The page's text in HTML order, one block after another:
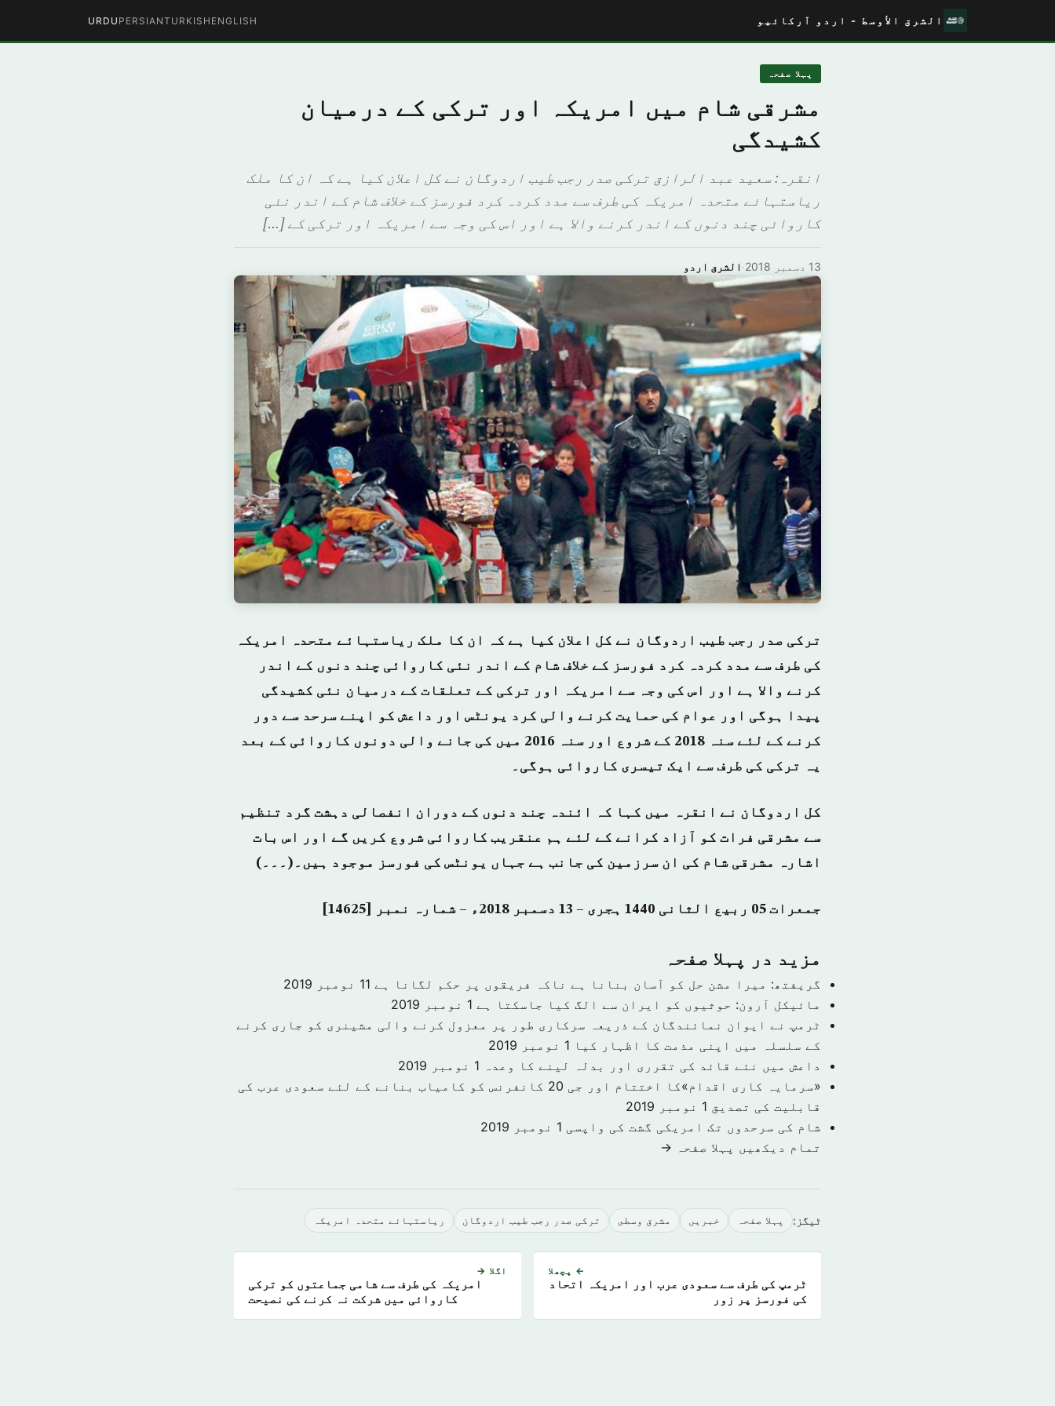
الشرق الأوسط - اردو آرکائیو ENGLISH
TURKISH
PERSIAN
URDU
پہلا صفحہ
مشرقی شام میں امریکہ اور ترکی کے درمیان
کشیدگی
انقرہ: سعید عبد الرازق ترکی صدر رجب طیب اردوگان نے کل اعلان کیا ہے کہ ان کا ملک
ریاستہائے متحدہ امریکہ کی طرف سے مدد کردہ کرد فورسز کے خلاف شام کے اندر نئی
کاروائی چند دنوں کے اندر کرنے والا ہے اور اس کی وجہ سے امریکہ اور ترکی کے […]
الشرق اردو · 13 دسمبر 2018
ترکی صدر رجب طیب اردوگان نے کل اعلان کیا ہے کہ ان کا ملک ریاستہائے متحدہ امریکہ
کی طرف سے مدد کردہ کرد فورسز کے خلاف شام کے اندر نئی کاروائی چند دنوں کے اندر
کرنے والا ہے اور اس کی وجہ سے امریکہ اور ترکی کے تعلقات کے درمیان نئی کشیدگی
پیدا ہوگی اور عوام کی حمایت کرنے والی کرد یونٹس اور داعش کو اپنے سرحد سے دور
کرنے کے لئے سنہ 2018 کے شروع اور سنہ 2016 میں کی جانے والی دونوں کاروائی کے بعد
یہ ترکی کی طرف سے ایک تیسری کاروائی ہوگی۔
کل اردوگان نے انقرہ میں کہا کہ ائندہ چند دنوں کے دوران انفصالی دہشت گرد تنظیم
سے مشرقی فرات کو آزاد کرانے کے لئے ہم عنقریب کاروائی شروع کریں گے اور اس بات
اشارہ مشرقی شام کی ان سرزمین کی جانب ہے جہاں یونٹس کی فورسز موجود ہیں۔(۔۔۔)
جمعرات 05 ربیع الثانی 1440 ہجری – 13 دسمبر 2018ء – شمارہ نمبر [14625]
مزید در پہلا صفحہ
گریفتھ: میرا مشن حل کو آسان بنانا ہے ناکہ فریقوں پر حکم لگانا ہے 11 نومبر 2019
مائیکل آرون: حوثیوں کو ایران سے الگ کیا جاسکتا ہے 1 نومبر 2019
ٹرمپ نے ایوان نمائندگان کے ذریعہ سرکاری طور پر معزول کرنے والی مشینری کو جاری کرنے
کے سلسلہ میں اپنی مذمت کا اظہار کیا 1 نومبر 2019
داعش میں نئے قائد کی تقرری اور بدلہ لینے کا وعدہ
1 نومبر 2019
«سرمایہ کاری اقدام»کا اختتام اور جی 20 کانفرنس کو کامیاب بنانے کے لئے سعودی عرب کی
قابلیت کی تصدیق 1 نومبر 2019
شام کی سرحدوں تک امریکی گشت کی واپسی 1 نومبر 2019
تمام دیکھیں پہلا صفحہ →
ٹیگز: پہلا صفحہ خبريں مشرق وسطى ترکی صدر رجب طیب اردوگان ریاستہائے متحدہ امریکہ
← پچھلا
ٹرمپ کی طرف سے سعودی عرب اور امریکہ اتحاد
کی فورسز پر زور
اگلا →
امریکہ کی طرف سے شامی جماعتوں کو ترکی
کاروائی میں شرکت نہ کرنے کی نصیحت